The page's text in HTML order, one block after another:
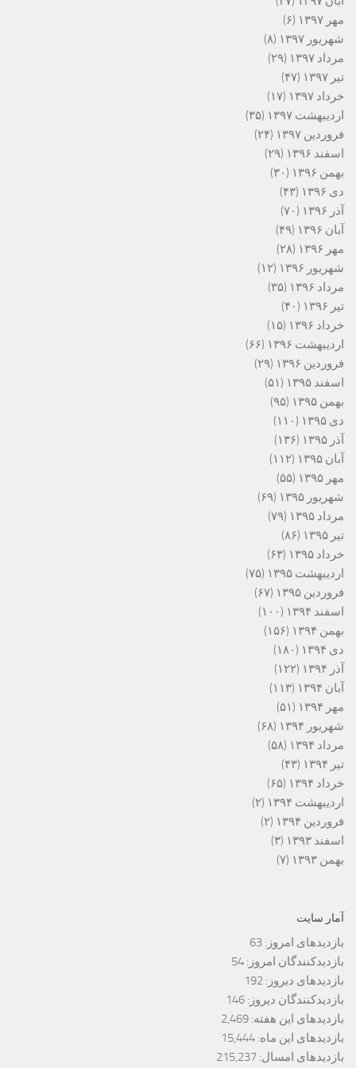
مهر ۱۳۹۷
(۶)
شهریور ۱۳۹۷
(۸)
مرداد ۱۳۹۷
(۲۹)
تیر ۱۳۹۷
(۴۷)
خرداد ۱۳۹۷
(۱۷)
اردیبهشت ۱۳۹۷
(۳۵)
فروردین ۱۳۹۷
(۲۴)
اسفند ۱۳۹۶
(۲۹)
بهمن ۱۳۹۶
(۳۰)
دی ۱۳۹۶
(۴۳)
آذر ۱۳۹۶
(۷۰)
آبان ۱۳۹۶
(۴۹)
مهر ۱۳۹۶
(۲۸)
شهریور ۱۳۹۶
(۱۲)
مرداد ۱۳۹۶
(۳۵)
تیر ۱۳۹۶
(۴۰)
خرداد ۱۳۹۶
(۱۵)
اردیبهشت ۱۳۹۶
(۶۶)
فروردین ۱۳۹۶
(۲۹)
اسفند ۱۳۹۵
(۵۱)
بهمن ۱۳۹۵
(۹۵)
دی ۱۳۹۵
(۱۱۰)
آذر ۱۳۹۵
(۱۳۶)
آبان ۱۳۹۵
(۱۱۲)
مهر ۱۳۹۵
(۵۵)
شهریور ۱۳۹۵
(۶۹)
مرداد ۱۳۹۵
(۷۹)
تیر ۱۳۹۵
(۸۶)
خرداد ۱۳۹۵
(۶۳)
اردیبهشت ۱۳۹۵
(۷۵)
فروردین ۱۳۹۵
(۶۷)
اسفند ۱۳۹۴
(۱۰۰)
بهمن ۱۳۹۴
(۱۵۶)
دی ۱۳۹۴
(۱۸۰)
آذر ۱۳۹۴
(۱۲۲)
آبان ۱۳۹۴
(۱۱۳)
مهر ۱۳۹۴
(۵۱)
شهریور ۱۳۹۴
(۶۸)
مرداد ۱۳۹۴
(۵۸)
تیر ۱۳۹۴
(۴۳)
خرداد ۱۳۹۴
(۶۵)
اردیبهشت ۱۳۹۴
(۲)
فروردین ۱۳۹۴
(۲)
اسفند ۱۳۹۳
(۳)
بهمن ۱۳۹۳
(۷)
آمار سایت
بازدیدهای امروز: 63
بازدیدکنندگان امروز: 54
بازدیدهای دیروز: 192
بازدیدکنندگان دیروز: 146
بازدیدهای این هفته: 2,469
بازدیدهای این ماه: 15,444
بازدیدهای امسال: 215,237